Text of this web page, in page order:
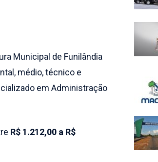
Municipal de Funilândia
médio, técnico e
em Administração
R$ 1.212,00 a R$